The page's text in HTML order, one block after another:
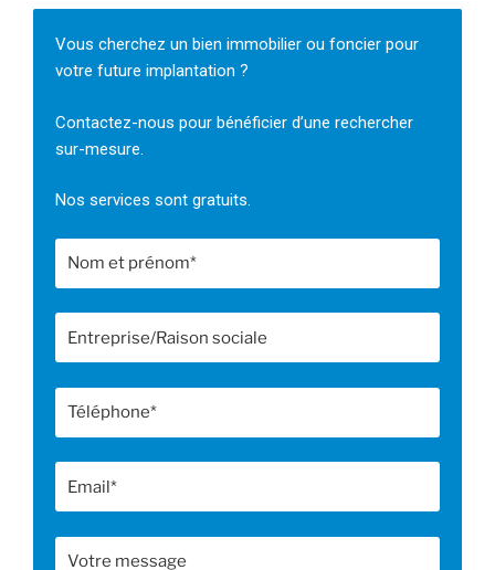
Vous cherchez un bien immobilier ou foncier pour
votre future implantation ?
Contactez-nous pour bénéficier d’une rechercher
sur-mesure.
Nos services sont gratuits.